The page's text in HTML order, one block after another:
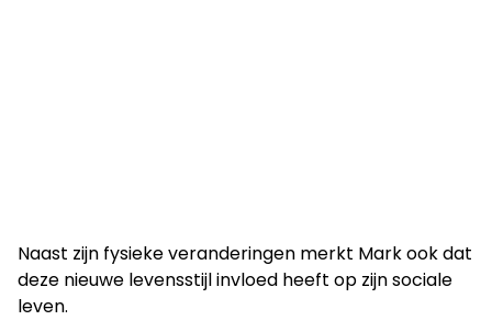
Naast zijn fysieke veranderingen merkt Mark ook dat
deze nieuwe levensstijl invloed heeft op zijn sociale
leven.